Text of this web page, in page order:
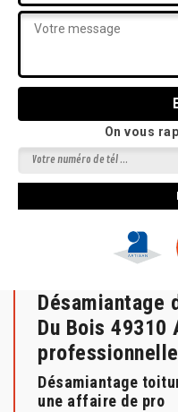
On vous
Désamiantage
Du Bois 49310
professionnelle
Désamiantage
une affaire de pro